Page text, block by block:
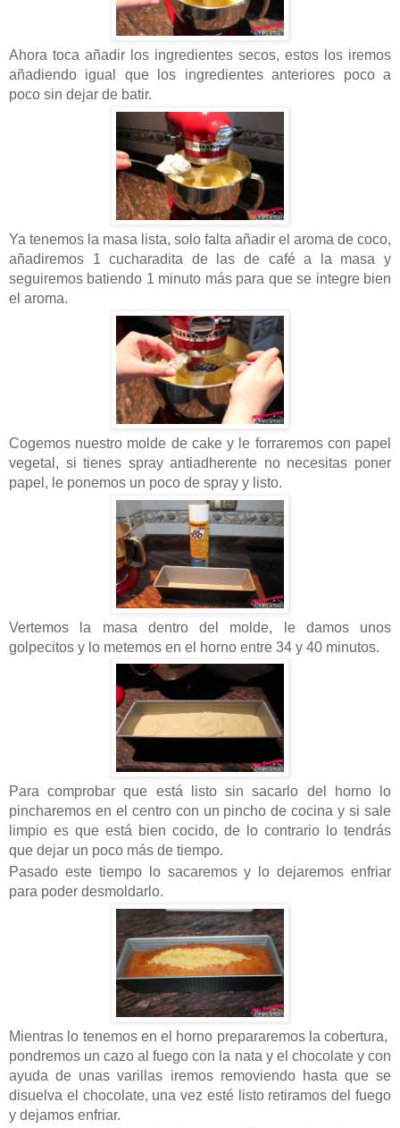
Ahora toca añadir los ingredientes secos, estos los iremos
añadiendo igual que los ingredientes anteriores poco a
poco sin dejar de batir.
Ya tenemos la masa lista, solo falta añadir el aroma de coco,
añadiremos 1 cucharadita de las de café a la masa y
seguiremos batiendo 1 minuto más para que se integre bien
el aroma.
Cogemos nuestro molde de cake y le forraremos con papel
vegetal, si tienes spray antiadherente no necesitas poner
papel, le ponemos un poco de spray y listo.
Vertemos la masa dentro del molde, le damos unos
golpecitos y lo metemos en el horno entre 34 y 40 minutos.
Para comprobar que está listo sin sacarlo del horno lo
pincharemos en el centro con un pincho de cocina y si sale
limpio es que está bien cocido, de lo contrario lo tendrás
que dejar un poco más de tiempo.
Pasado este tiempo lo sacaremos y lo dejaremos enfriar
para poder desmoldarlo.
Mientras lo tenemos en el horno prepararemos la cobertura,
pondremos un cazo al fuego con la nata y el chocolate y con
ayuda de unas varillas iremos removiendo hasta que se
disuelva el chocolate, una vez esté listo retiramos del fuego
y dejamos enfriar.